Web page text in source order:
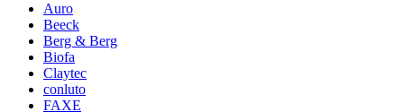
Auro
Beeck
Berg & Berg
Biofa
Claytec
conluto
FAXE